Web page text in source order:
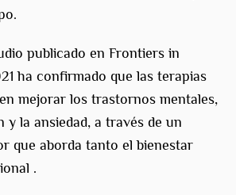
publicado en Frontiers in
ha confirmado que las terapias
mejorar los trastornos mentales,
y la ansiedad, a través de un
que aborda tanto el bienestar
.